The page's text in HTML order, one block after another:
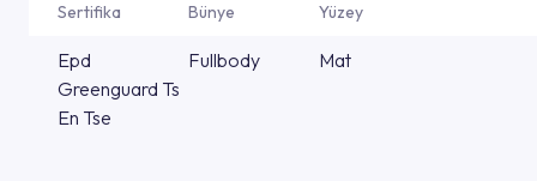
Sertifika Bünye Yüzey
Epd
Greenguard Ts
En Tse
Fullbody Mat